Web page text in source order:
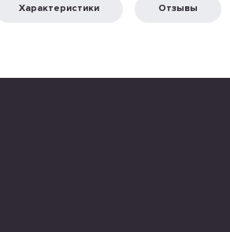
Характеристики Отзывы